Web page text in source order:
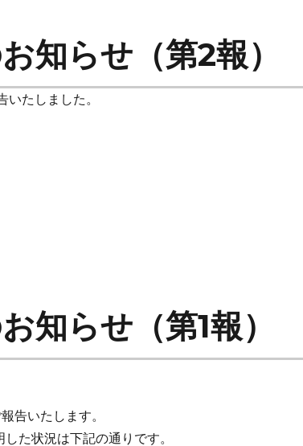
知らせ（第2報）
たしました。
らせ（第1報）
告いたします。
た状況は下記の通りです。